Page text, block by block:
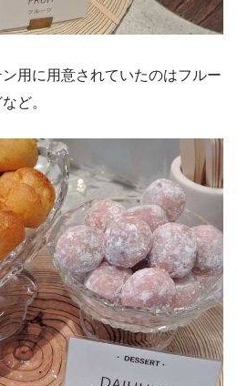
用に用意されていたのはフルー
ど。